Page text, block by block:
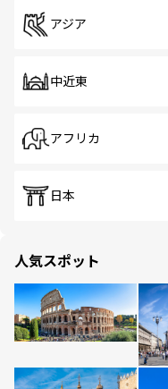
アジア
中近東
アフリカ
日本
人気スポット